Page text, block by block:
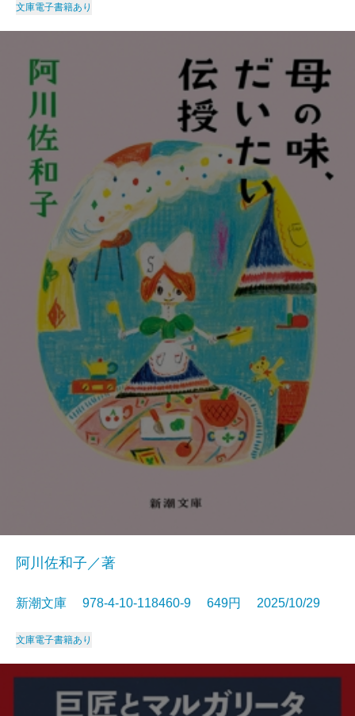
文庫電子書籍あり
阿川佐和子／著
新潮文庫 978-4-10-118460-9 649円 2025/10/29
文庫電子書籍あり